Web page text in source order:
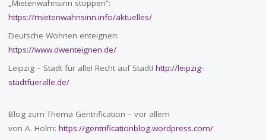
„Mietenwahnsinn stoppen“:
https://mietenwahnsinn.info/aktuelles/
Deutsche Wohnen enteignen:
https://www.dwenteignen.de/
Leipzig – Stadt für alle! Recht auf Stadt! http://leipzig-
stadtfueralle.de/
Blog zum Thema Gentrification – vor allem
von A. Holm: https://gentrificationblog.wordpress.com/